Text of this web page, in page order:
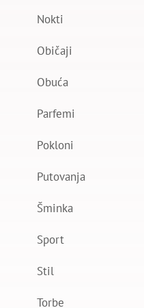
Nokti
Običaji
Obuća
Parfemi
Pokloni
Putovanja
Šminka
Sport
Stil
Torbe